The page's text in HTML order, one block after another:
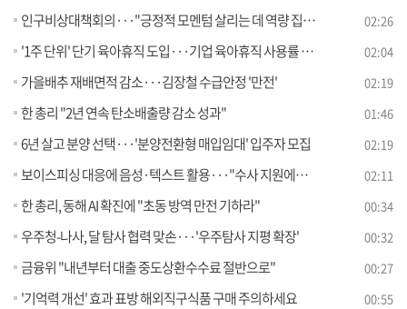
인구비상대책회의···"긍정적 모멘텀 살리는 데 역량 집중" 02:26
'1주 단위' 단기 육아휴직 도입···기업 육아휴직 사용률 공개 02:04
가을배추 재배면적 감소···김장철 수급안정 '만전' 02:19
한 총리 "2년 연속 탄소배출량 감소 성과" 01:46
6년 살고 분양 선택···'분양전환형 매입임대' 입주자 모집 02:19
보이스피싱 대응에 음성·텍스트 활용···"수사 지원에서 예방까지" [정책현장+] 02:11
한 총리, 동해 AI 확진에 "초동 방역 만전 기하라" 00:34
우주청-나사, 달 탐사 협력 맞손···'우주탐사 지평 확장' 00:32
금융위 "내년부터 대출 중도상환수수료 절반으로" 00:27
'기억력 개선' 효과 표방 해외직구식품 구매 주의하세요 00:55